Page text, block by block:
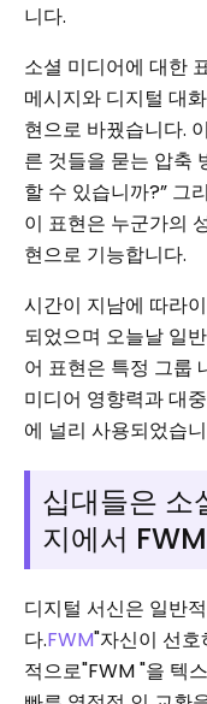
니다.
소셜 미디어에 대한
메시지와 디지털 대
현으로 바꿨습니다.
른 것들을 묻는 압축
할 수 있습니까?” 그
이 표현은 누군가의
현으로 기능합니다.
시간이 지남에 따라
되었으며 오늘날 일
어 표현은 특정 그룹
미디어 영향력과 대
에 널리 사용되었습
십대들은 소
지에서
디지털 서신은 일반
다.FWM"자신이 선
적으로"FWM "을 텍